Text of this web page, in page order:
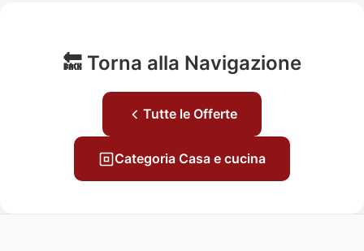
🔙 Torna alla Navigazione
Tutte le Offerte
Categoria Casa e cucina